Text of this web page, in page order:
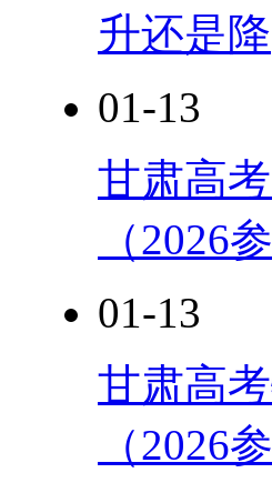
升还是降
01-13
甘肃高
（2026
01-13
甘肃高
（2026